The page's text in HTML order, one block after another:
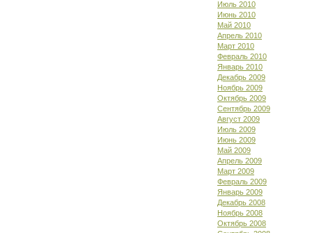
Июль 2010
Июнь 2010
Май 2010
Апрель 2010
Март 2010
Февраль 2010
Январь 2010
Декабрь 2009
Ноябрь 2009
Октябрь 2009
Сентябрь 2009
Август 2009
Июль 2009
Июнь 2009
Май 2009
Апрель 2009
Март 2009
Февраль 2009
Январь 2009
Декабрь 2008
Ноябрь 2008
Октябрь 2008